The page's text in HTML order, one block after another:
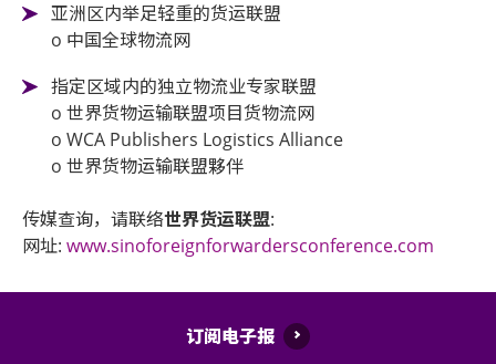
亚洲区内举足轻重的货运联盟
o 中国全球物流网
指定区域内的独立物流业专家联盟
o 世界货物运输联盟项目货物流网
o WCA Publishers Logistics Alliance
o 世界货物运输联盟夥伴
传媒查询，请联络世界货运联盟:
网址: www.sinoforeignforwardersconference.com
订阅电子报